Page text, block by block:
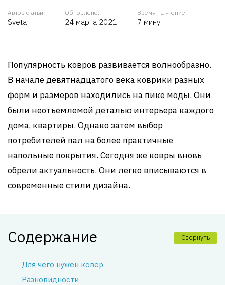
Автор статьи:
Sveta
Обновлено:
24 марта 2021
Время на чтение:
7 минут
Популярность ковров развивается волнообразно.
В начале девятнадцатого века коврики разных
форм и размеров находились на пике моды. Они
были неотъемлемой деталью интерьера каждого
дома, квартиры. Однако затем выбор
потребителей пал на более практичные
напольные покрытия. Сегодня же ковры вновь
обрели актуальность. Они легко вписываются в
современные стили дизайна.
Содержание Свернуть
Для чего нужен ковер
Разновидности